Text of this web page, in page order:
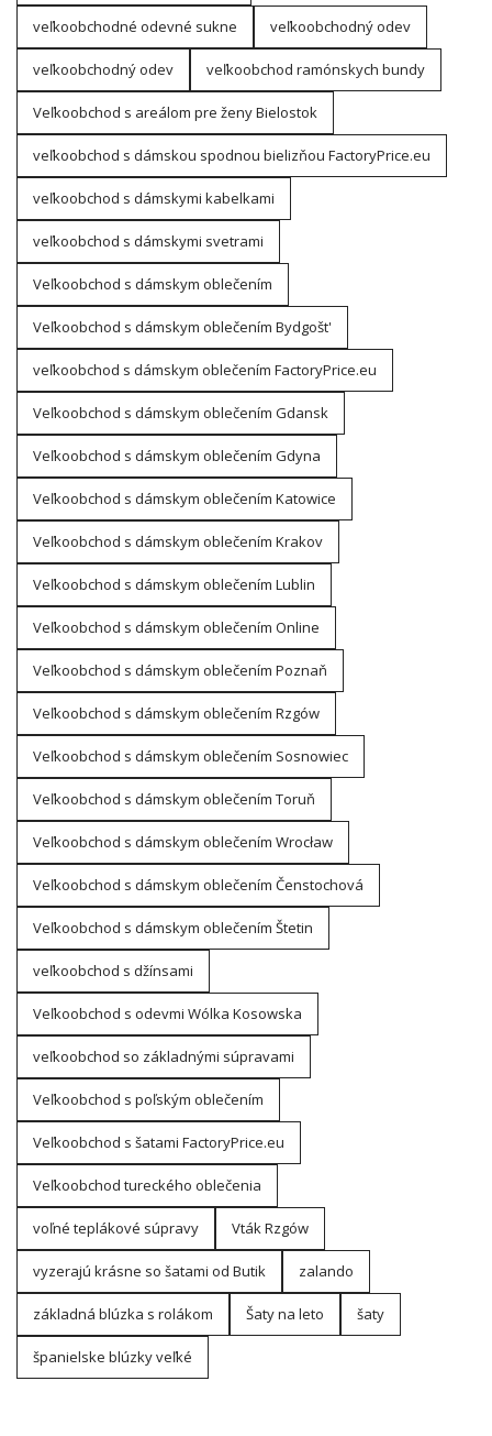
veľkoobchodné odevné sukne veľkoobchodný odev
veľkoobchodný odev veľkoobchod ramónskych bundy
Veľkoobchod s areálom pre ženy Bielostok
veľkoobchod s dámskou spodnou bielizňou FactoryPrice.eu
veľkoobchod s dámskymi kabelkami
veľkoobchod s dámskymi svetrami
Veľkoobchod s dámskym oblečením
Veľkoobchod s dámskym oblečením Bydgošt'
veľkoobchod s dámskym oblečením FactoryPrice.eu
Veľkoobchod s dámskym oblečením Gdansk
Veľkoobchod s dámskym oblečením Gdyna
Veľkoobchod s dámskym oblečením Katowice
Veľkoobchod s dámskym oblečením Krakov
Veľkoobchod s dámskym oblečením Lublin
Veľkoobchod s dámskym oblečením Online
Veľkoobchod s dámskym oblečením Poznaň
Veľkoobchod s dámskym oblečením Rzgów
Veľkoobchod s dámskym oblečením Sosnowiec
Veľkoobchod s dámskym oblečením Toruň
Veľkoobchod s dámskym oblečením Wrocław
Veľkoobchod s dámskym oblečením Čenstochová
Veľkoobchod s dámskym oblečením Štetin
veľkoobchod s džínsami
Veľkoobchod s odevmi Wólka Kosowska
veľkoobchod so základnými súpravami
Veľkoobchod s poľským oblečením
Veľkoobchod s šatami FactoryPrice.eu
Veľkoobchod tureckého oblečenia
voľné teplákové súpravy Vták Rzgów
vyzerajú krásne so šatami od Butik zalando
základná blúzka s rolákom Šaty na leto šaty
španielske blúzky veľké